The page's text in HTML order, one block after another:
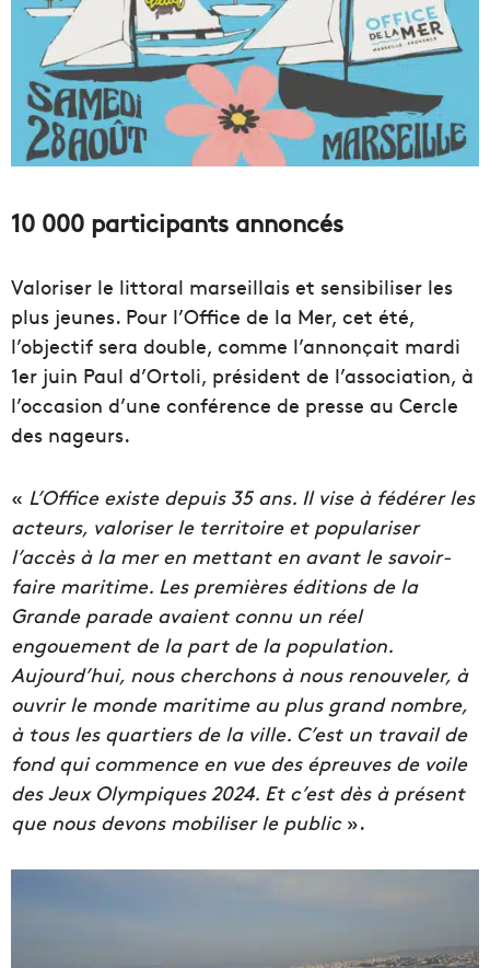
10 000 participants annoncés
Valoriser le littoral marseillais et sensibiliser les
plus jeunes. Pour l’Office de la Mer, cet été,
l’objectif sera double, comme l’annonçait mardi
1er juin Paul d’Ortoli, président de l’association, à
l’occasion d’une conférence de presse au Cercle
des nageurs.
« L’Office existe depuis 35 ans. Il vise à fédérer les
acteurs, valoriser le territoire et populariser
l’accès à la mer en mettant en avant le savoir-
faire maritime. Les premières éditions de la
Grande parade avaient connu un réel
engouement de la part de la population.
Aujourd’hui, nous cherchons à nous renouveler, à
ouvrir le monde maritime au plus grand nombre,
à tous les quartiers de la ville. C’est un travail de
fond qui commence en vue des épreuves de voile
des Jeux Olympiques 2024. Et c’est dès à présent
que nous devons mobiliser le public».